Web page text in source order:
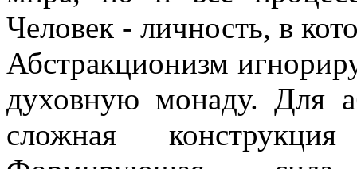
Человек - личность, в
Абстракционизм
духовную монаду. Для
сложная